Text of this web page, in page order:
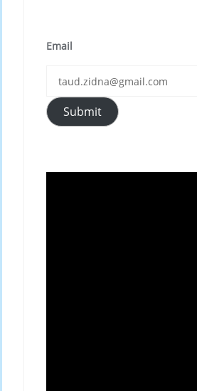
Email
Submit